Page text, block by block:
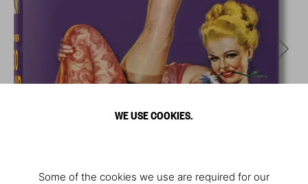
WE USE COOKIES.
Some of the cookies we use are required for our